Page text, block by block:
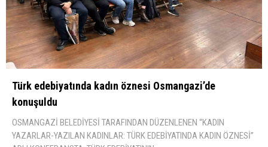
Türk edebiyatında kadın öznesi Osmangazi’de
konuşuldu
OSMANGAZİ BELEDİYESİ TARAFINDAN DÜZENLENEN “KADIN
YAZARLAR-YAZILAN KADINLAR: TÜRK EDEBİYATINDA KADIN ÖZNESİ”